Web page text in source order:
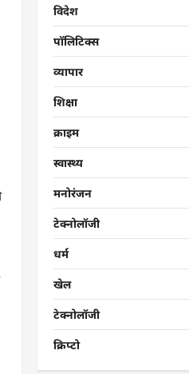
विदेश
पॉलिटिक्स
व्यापार
शिक्षा
क्राइम
स्वास्थ्य
मनोरंजन
टेक्नोलॉजी
धर्म
खेल
टेक्नोलॉजी
क्रिप्टो